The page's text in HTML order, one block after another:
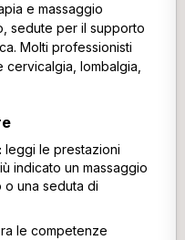
e massaggio
sedute per il supporto
Molti professionisti
lombalgia,
leggi le prestazioni
indicato un massaggio
una seduta di
le competenze